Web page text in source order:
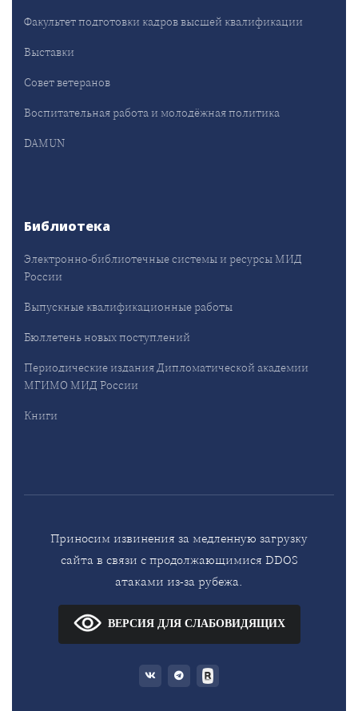
Факультет подготовки кадров высшей квалификации
Выставки
Совет ветеранов
Воспитательная работа и молодёжная политика
DAMUN
Библиотека
Электронно-библиотечные системы и ресурсы МИД
России
Выпускные квалификационные работы
Бюллетень новых поступлений
Периодические издания Дипломатической академии
МГИМО МИД России
Книги
Приносим извинения за медленную загрузку
сайта в связи с продолжающимися DDOS
атаками из-за рубежа.
ВЕРСИЯ ДЛЯ СЛАБОВИДЯЩИХ